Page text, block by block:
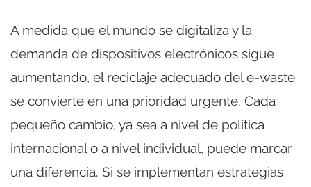
A medida que el mundo se digitaliza y la
demanda de dispositivos electrónicos sigue
aumentando, el reciclaje adecuado del e-waste
se convierte en una prioridad urgente. Cada
pequeño cambio, ya sea a nivel de política
internacional o a nivel individual, puede marcar
una diferencia. Si se implementan estrategias